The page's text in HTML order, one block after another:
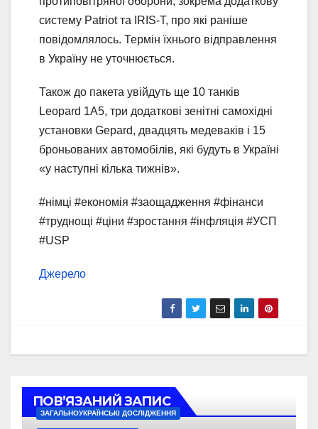
систему Patriot та IRIS-T, про які раніше
повідомлялось. Термін їхнього відправлення
в Україну не уточнюється.
Також до пакета увійдуть ще 10 танків
Leopard 1A5, три додаткові зенітні самохідні
установки Gepard, двадцять медеваків і 15
броньованих автомобілів, які будуть в Україні
«у наступні кілька тижнів».
#німці #економія #заощадження #фінанси
#труднощі #ціни #зростання #інфляція #УСП
#USP
Джерело
ПОВ’ЯЗАНИЙ ЗАПИС
ЗАГАЛЬНОУКРАЇНСЬКІ ДОСЛІДЖЕННЯ